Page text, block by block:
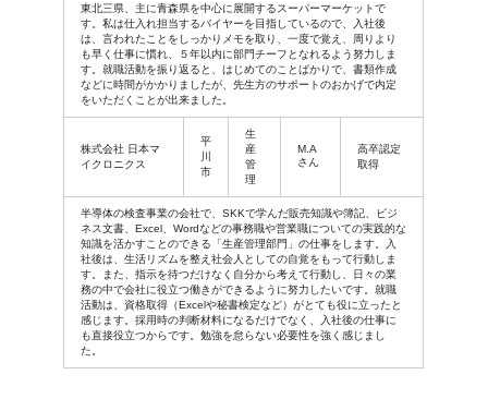
東北三県、主に青森県を中心に展開するスーパーマーケットで
す。私は仕入れ担当するバイヤーを目指しているので、入社後
は、言われたことをしっかりメモを取り、一度で覚え、周りより
も早く仕事に慣れ、５年以内に部門チーフとなれるよう努力しま
す。就職活動を振り返ると、はじめてのことばかりで、書類作成
などに時間がかかりましたが、先生方のサポートのおかげで内定
をいただくことが出来ました。
株式会社 日本マ
イクロニクス
平
川
市
生
産
管
理
M.A
さん
高卒認定
取得
半導体の検査事業の会社で、SKKで学んだ販売知識や簿記、ビジ
ネス文書、Excel、Wordなどの事務職や営業職についての実践的な
知識を活かすことのできる「生産管理部門」の仕事をします。入
社後は、生活リズムを整え社会人としての自覚をもって行動しま
す。また、指示を待つだけなく自分から考えて行動し、日々の業
務の中で会社に役立つ働きができるように努力したいです。就職
活動は、資格取得（Excelや秘書検定など）がとても役に立ったと
感じます。採用時の判断材料になるだけでなく、入社後の仕事に
も直接役立つからです。勉強を怠らない必要性を強く感じまし
た。